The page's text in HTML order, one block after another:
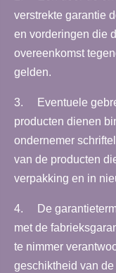
verstrekte garantie
en vorderingen die
overeenkomst
gelden.
3. Eventuele
producten dienen
ondernemer
van de producten
verpakking en in
4. De
met de
te nimmer
geschiktheid van